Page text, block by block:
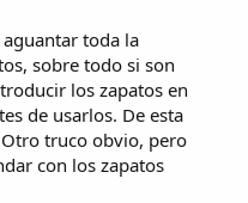
toda la
sobre todo si son
los zapatos en
de usarlos. De esta
truco obvio, pero
con los zapatos